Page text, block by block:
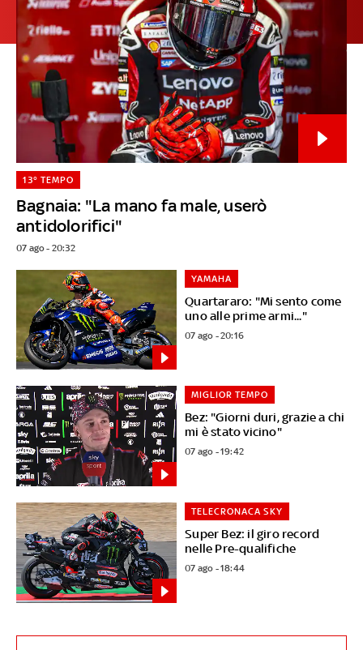
Bagnaia: "La mano fa male, userò
antidolorifici"
13° TEMPO
07 ago - 20:32
Quartararo: "Mi sento come
uno alle prime armi..."
YAMAHA
07 ago - 20:16
Bez: "Giorni duri, grazie a chi
mi è stato vicino"
MIGLIOR TEMPO
07 ago - 19:42
Super Bez: il giro record
nelle Pre-qualifiche
TELECRONACA SKY
07 ago - 18:44